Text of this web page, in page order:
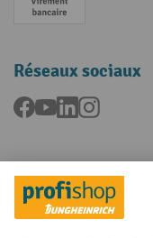
Paiement anticipé
Réseaux sociaux
Facebook
YouTubeLinkedInInstagram
Langues
FR NL